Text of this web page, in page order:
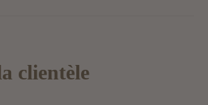
clientèle